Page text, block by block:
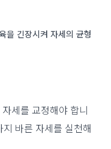
을 긴장시켜 자세의 균형
세를 교정해야 합니
바른 자세를 실천해